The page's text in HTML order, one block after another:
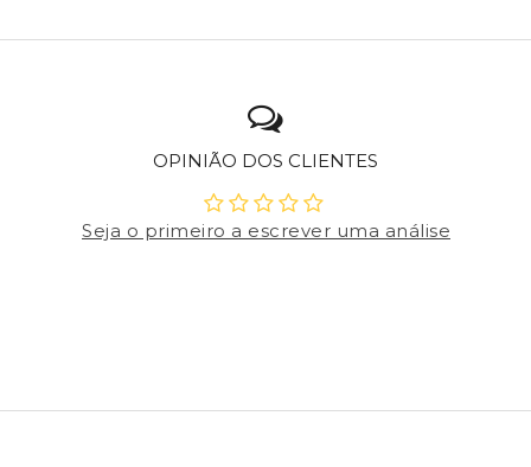
OPINIÃO DOS CLIENTES
Seja o primeiro a escrever uma análise